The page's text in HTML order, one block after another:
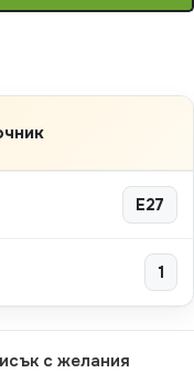
E27
1
с желания